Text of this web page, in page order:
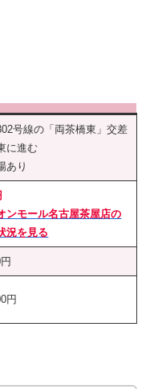
号線の「両茶橋東」交差
に進む
あり
ンモール名古屋茶屋店の
況を見る
円